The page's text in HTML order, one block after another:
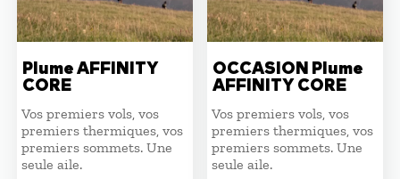
Plume AFFINITY
CORE
Vos premiers vols, vos
premiers thermiques, vos
premiers sommets. Une
seule aile.
OCCASION Plume
AFFINITY CORE
Vos premiers vols, vos
premiers thermiques, vos
premiers sommets. Une
seule aile.